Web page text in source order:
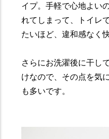
イプ。手軽で心地よい
れてしまって、トイレ
たいほど、違和感なく
さらにお洗濯後に干し
けなので、その点を気
も多いです。